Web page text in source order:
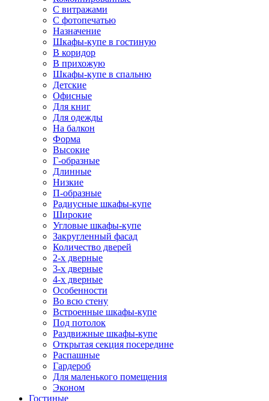
С витражами
С фотопечатью
Назначение
Шкафы-купе в гостиную
В коридор
В прихожую
Шкафы-купе в спальню
Детские
Офисные
Для книг
Для одежды
На балкон
Форма
Высокие
Г-образные
Длинные
Низкие
П-образные
Радиусные шкафы-купе
Широкие
Угловые шкафы-купе
Закругленный фасад
Количество дверей
2-х дверные
3-х дверные
4-х дверные
Особенности
Во всю стену
Встроенные шкафы-купе
Под потолок
Раздвижные шкафы-купе
Открытая секция посередине
Распашные
Гардероб
Для маленького помещения
Эконом
Гостиные